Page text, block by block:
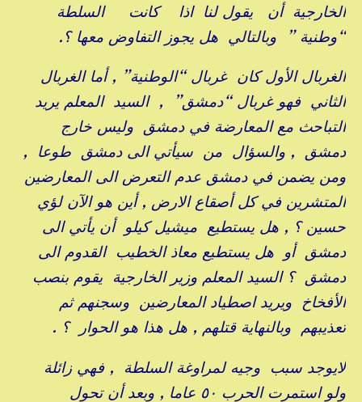
الخارجية أن يقول لنا اذا كانت السلطة
“وطنية ” وبالتالي هل يجوز التفاوض معها ؟.
الغربال الأول كان غربال “الوطنية” , أما الغربال
الثاني فهو غربال “دمشق” , السيد المعلم يريد
التباحث مع المعارضة في دمشق وليس خارج
دمشق , والسؤال من سيأتي الى دمشق طوعا ,
ومن يضمن في دمشق عدم التعرض الى المعارضين
المتشرين في كل أصقاع الارض , أين هو الآن لؤي
حسين ؟ , هل يستطيع ميشيل كيلو أن يأتي الى
دمشق أو هل يستطيع معاذ الخطيب القدوم الى
دمشق ؟ السيد المعلم وزير الخارجية يقوم بنصب
الأفخاخ ويريد اصطياد المعارضين وسجنهم ثم
تعذيبهم وبالنهاية قتلهم , هل هذا هو الحوار ؟ .
لايوجد سبب وجيه لمراوغة السلطة , فهي زائلة
ولو استمرت الحرب ٥٠ عاما , وبعد أن تحول